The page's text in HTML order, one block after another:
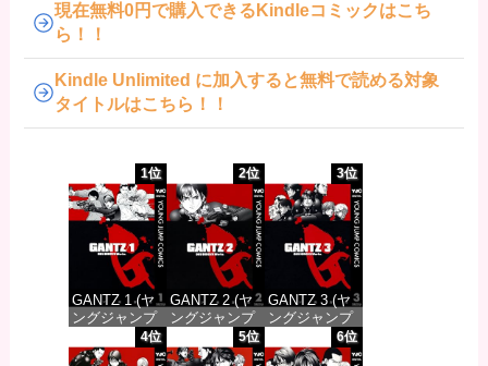
現在無料0円で購入できるKindleコミックはこち
ら！！
Kindle Unlimited に加入すると無料で読める対象
タイトルはこちら！！
1位
GANTZ 1 (ヤ
ングジャンプ
コミックス
DIGITAL)
2位
GANTZ 2 (ヤ
ングジャンプ
コミックス
DIGITAL)
3位
GANTZ 3 (ヤ
ングジャンプ
コミックス
DIGITAL)
4位 5位 6位